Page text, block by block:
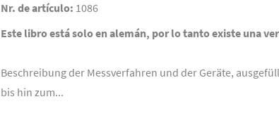
Nr. de artículo: 1086
Este libro está solo en alemán, por lo tanto existe una
Beschreibung der Messverfahren und der Geräte,
bis hin zum...